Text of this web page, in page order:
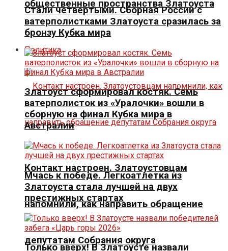
общественные пространства Златоуста
Политика
Контакт настроен. Златоустовцам
напомнили, как направить обращение
депутатам Собрания округа
Стали четвертыми. Сборная России с
ватерполистками Златоуста сразилась за
бронзу Кубка мира
Златоуст сформировал костяк. Семь
ватерполисток из «Уралочки» вошли в
сборную на финал Кубка мира в
Австралии
Мчась к победе. Легкоатлетка из
Златоуста стала лучшей на двух
престижных стартах
Только вверх! В Златоусте назвали